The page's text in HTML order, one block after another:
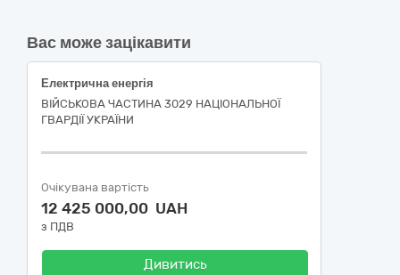
Вас може зацікавити
Електрична енергія
ВІЙСЬКОВА ЧАСТИНА 3029 НАЦІОНАЛЬНОЇ
ГВАРДІЇ УКРАЇНИ
Очікувана вартість
12 425 000,00 UAH
з ПДВ
Дивитись